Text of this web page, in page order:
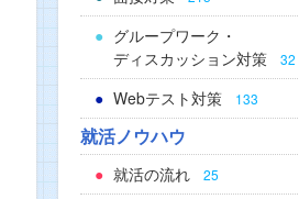
グループワーク・
ディスカッション対策
32
Webテスト対策 133
就活ノウハウ
就活の流れ 25